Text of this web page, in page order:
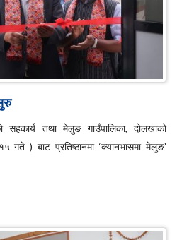
सहकार्य तथा मेलुङ गाउँपालिका, दोलखाको
गते ) बाट प्रतिष्ठानमा ‘क्यानभासमा मेलुङ’